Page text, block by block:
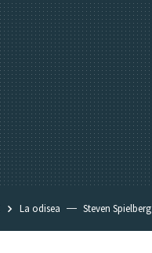
La odisea Steven Spielberg